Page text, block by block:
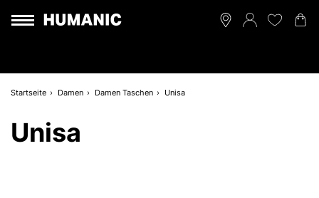
Startseite Damen Damen Taschen Unisa
Unisa